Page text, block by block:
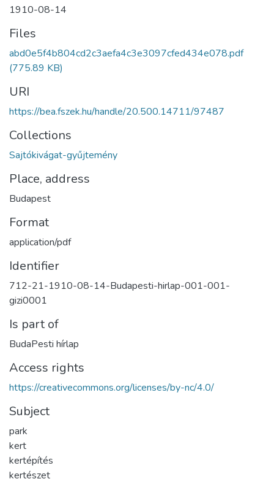
1910-08-14
Files
abd0e5f4b804cd2c3aefa4c3e3097cfed434e078.pdf
(775.89 KB)
URI
https://bea.fszek.hu/handle/20.500.14711/97487
Collections
Sajtókivágat-gyűjtemény
Place, address
Budapest
Format
application/pdf
Identifier
712-21-1910-08-14-Budapesti-hirlap-001-001-
gizi0001
Is part of
BudaPesti hírlap
Access rights
https://creativecommons.org/licenses/by-nc/4.0/
Subject
park
kert
kertépítés
kertészet